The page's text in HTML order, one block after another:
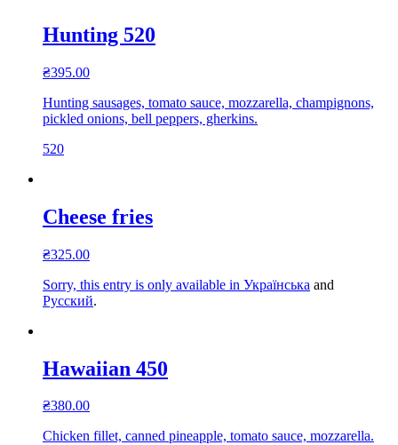
Hunting 520
₴395.00
Hunting sausages, tomato sauce, mozzarella, champignons,
pickled onions, bell peppers, gherkins.
520
Cheese fries
₴325.00
Sorry, this entry is only available in Українська and
Русский.
Hawaiian 450
₴380.00
Chicken fillet, canned pineapple, tomato sauce, mozzarella.